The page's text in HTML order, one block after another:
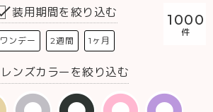
1000
装用期間を絞り込む
ワンデー 2週間 1ヶ月
レンズカラーを絞り込む